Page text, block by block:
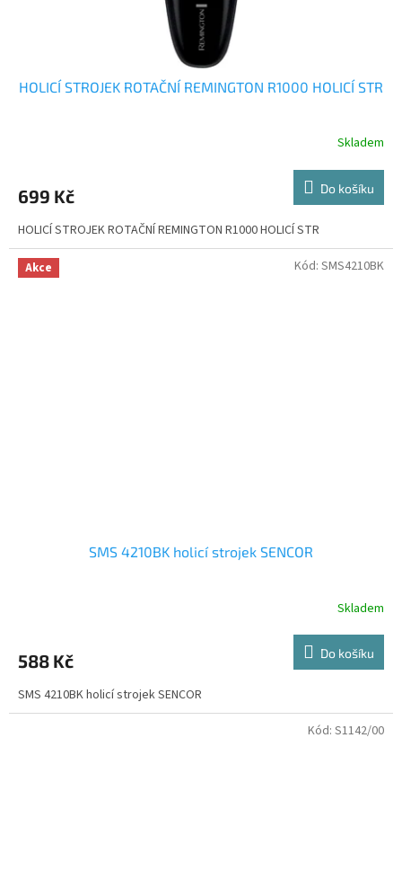
HOLICÍ STROJEK ROTAČNÍ REMINGTON R1000 HOLICÍ STR
Skladem
699 Kč Do košíku
HOLICÍ STROJEK ROTAČNÍ REMINGTON R1000 HOLICÍ STR
Akce
SMS 4210BK holicí strojek SENCOR
Skladem
588 Kč Do košíku
SMS 4210BK holicí strojek SENCOR
Kód: SMS4210BK
Kód: S1142/00